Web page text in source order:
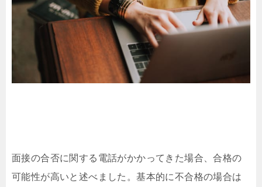
面接の合否に関する電話がかかってきた場合、合格の
可能性が高いと述べました。基本的に不合格の場合は